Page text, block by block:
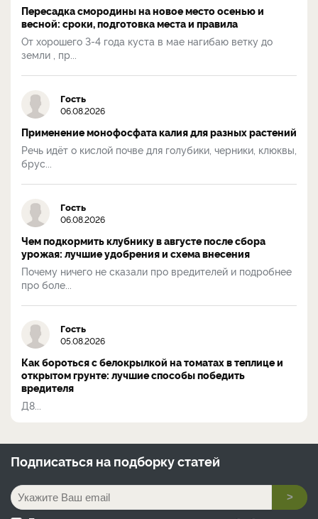
Пересадка смородины на новое место осенью и
весной: сроки, подготовка места и правила
От хорошего 3-4 года куста в мае нагибаю ветку до
земли , пр...
Гость
06.08.2026
Применение монофосфата калия для разных растений
Речь идёт о кислой почве для голубики, черники, клюквы,
брус...
Гость
06.08.2026
Чем подкормить клубнику в августе после сбора
урожая: лучшие удобрения и схема внесения
Почему ничего не сказали про вредителей и подробнее
про боле...
Гость
05.08.2026
Как бороться с белокрылкой на томатах в теплице и
открытом грунте: лучшие способы победить
вредителя
Д8...
Подписаться на подборку статей
>